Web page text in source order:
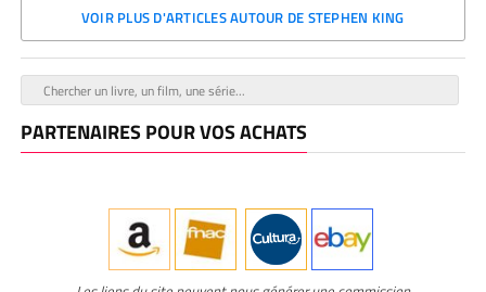
VOIR PLUS D'ARTICLES AUTOUR DE STEPHEN KING
PARTENAIRES POUR VOS ACHATS